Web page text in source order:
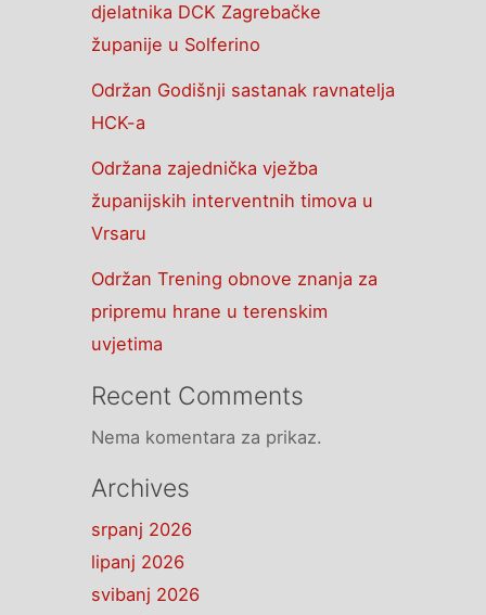
djelatnika DCK Zagrebačke
županije u Solferino
Održan Godišnji sastanak ravnatelja
HCK-a
Održana zajednička vježba
županijskih interventnih timova u
Vrsaru
Održan Trening obnove znanja za
pripremu hrane u terenskim
uvjetima
Recent Comments
Nema komentara za prikaz.
Archives
srpanj 2026
lipanj 2026
svibanj 2026